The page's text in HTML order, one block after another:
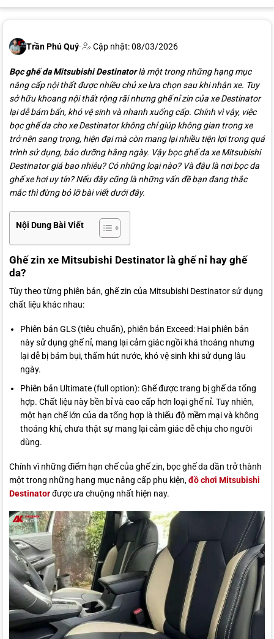
Trần Phú Quý· Cập nhật: 08/03/2026
Bọc ghế da Mitsubishi Destinatorlà một trong những hạng mục
nâng cấp nội thất được nhiều chủ xe lựa chọn sau khi nhận xe. Tuy
sở hữu khoang nội thất rộng rãi nhưng ghế nỉ zin của xe Destinator
lại dễ bám bẩn, khó vệ sinh và nhanh xuống cấp. Chính vì vậy, việc
bọc ghế da cho xe Destinator không chỉ giúp không gian trong xe
trở nên sang trọng, hiện đại mà còn mang lại nhiều tiện lợi trong quá
trình sử dụng, bảo dưỡng hằng ngày. Vậy bọc ghế da xe Mitsubishi
Destinator giá bao nhiêu? Có những loại nào? Và đâu là nơi bọc da
ghế xe hơi uy tín? Nếu đây cũng là những vấn đề bạn đang thắc
mắc thì đừng bỏ lỡ bài viết dưới đây.
Nội Dung Bài Viết
Ghế zin xe Mitsubishi Destinator là ghế nỉ hay ghế
da?
Tùy theo từng phiên bản, ghế zin của Mitsubishi Destinator sử dụng
chất liệu khác nhau:
Phiên bản GLS (tiêu chuẩn), phiên bản Exceed: Hai phiên bản
này sử dụng ghế nỉ, mang lại cảm giác ngồi khá thoáng nhưng
lại dễ bị bám bụi, thấm hút nước, khó vệ sinh khi sử dụng lâu
ngày.
Phiên bản Ultimate (full option): Ghế được trang bị ghế da tổng
hợp. Chất liệu này bền bỉ và cao cấp hơn loại ghế nỉ. Tuy nhiên,
một hạn chế lớn của da tổng hợp là thiếu độ mềm mại và không
thoáng khí, chưa thật sự mang lại cảm giác dễ chịu cho người
dùng.
Chính vì những điểm hạn chế của ghế zin, bọc ghế da dần trở thành
một trong những hạng mục nâng cấp phụ kiện,đồ chơi Mitsubishi
Destinatorđược ưa chuộng nhất hiện nay.